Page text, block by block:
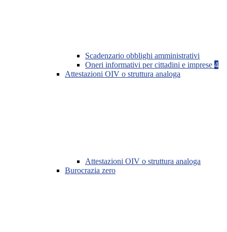
Scadenzario obblighi amministrativi
Oneri informativi per cittadini e imprese 4
Attestazioni OIV o struttura analoga
Attestazioni OIV o struttura analoga
Burocrazia zero